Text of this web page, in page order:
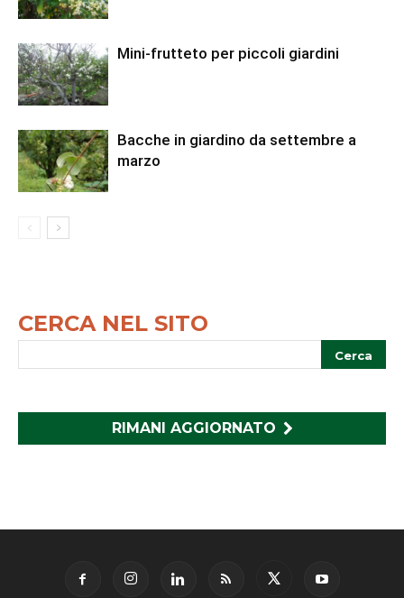
Mini-frutteto per piccoli giardini
Bacche in giardino da settembre a
marzo
CERCA NEL SITO
RIMANI AGGIORNATO